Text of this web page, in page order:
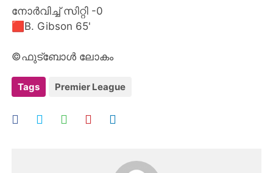
നോർവിച്ച്‌ സിറ്റി -0
🟥B. Gibson 65'
©ഫുട്ബോൾ ലോകം
Tags Premier League